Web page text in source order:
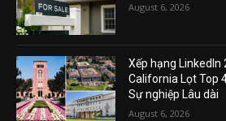
August 6, 2026
Xếp hạng LinkedIn
California Lọt Top
Sự nghiệp Lâu dài
August 6, 2026